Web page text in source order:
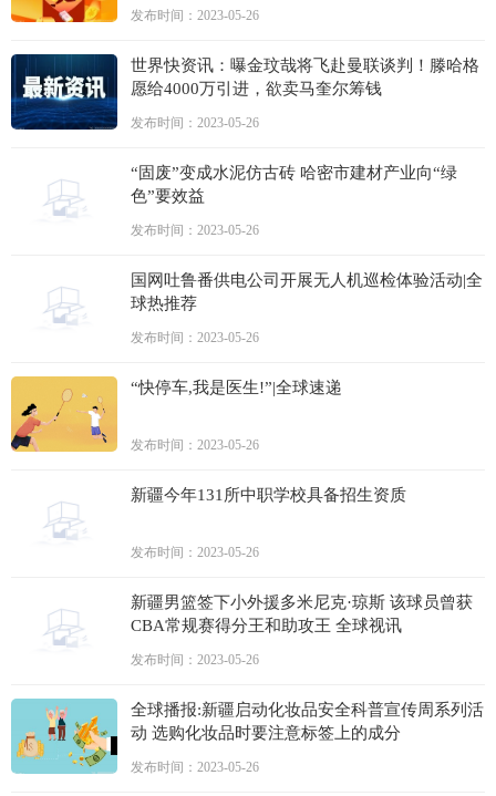
发布时间：2023-05-26
世界快资讯：曝金玟哉将飞赴曼联谈判！滕哈格
愿给4000万引进，欲卖马奎尔筹钱
发布时间：2023-05-26
“固废”变成水泥仿古砖 哈密市建材产业向“绿
色”要效益
发布时间：2023-05-26
国网吐鲁番供电公司开展无人机巡检体验活动|全
球热推荐
发布时间：2023-05-26
“快停车,我是医生!”|全球速递
发布时间：2023-05-26
新疆今年131所中职学校具备招生资质
发布时间：2023-05-26
新疆男篮签下小外援多米尼克·琼斯 该球员曾获
CBA常规赛得分王和助攻王 全球视讯
发布时间：2023-05-26
全球播报:新疆启动化妆品安全科普宣传周系列活
动 选购化妆品时要注意标签上的成分
发布时间：2023-05-26